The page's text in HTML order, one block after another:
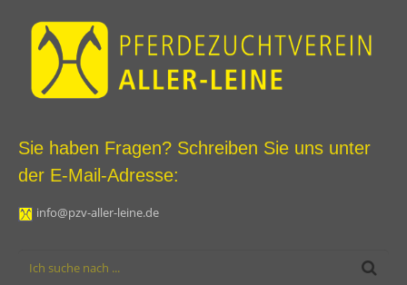
Sie haben Fragen? Schreiben Sie uns unter
der E-Mail-Adresse:
info@pzv-aller-leine.de